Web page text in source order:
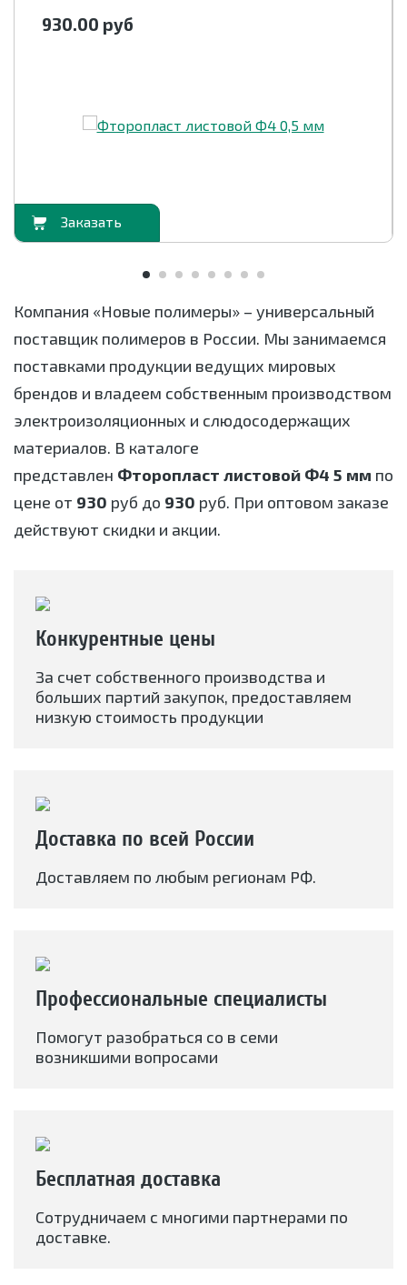
930.00 руб
Компания «Новые полимеры» – универсальный
поставщик полимеров в России. Мы занимаемся
поставками продукции ведущих мировых
брендов и владеем собственным производством
электроизоляционных и слюдосодержащих
материалов. В каталоге
представлен Фторопласт листовой Ф4 5 мм по
цене от 930 руб до 930 руб. При оптовом заказе
действуют скидки и акции.
Конкурентные цены
За счет собственного производства и
больших партий закупок, предоставляем
низкую стоимость продукции
Доставка по всей России
Доставляем по любым регионам РФ.
Профессиональные специалисты
Помогут разобраться со в семи
возникшими вопросами
Бесплатная доставка
Сотрудничаем с многими партнерами по
доставке.